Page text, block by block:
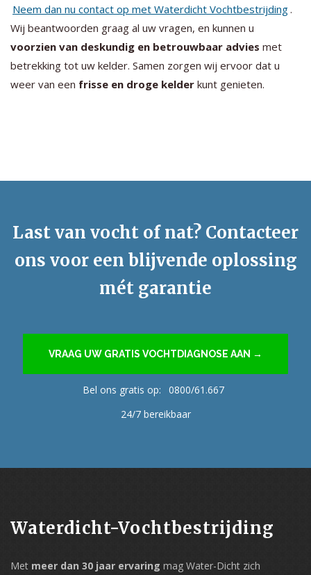
Neem dan nu contact op met Waterdicht Vochtbestrijding .
Wij beantwoorden graag al uw vragen, en kunnen u
voorzien van deskundig en betrouwbaar advies met
betrekking tot uw kelder. Samen zorgen wij ervoor dat u
weer van een frisse en droge kelder kunt genieten.
Last van vocht of nat? Contacteer
ons voor een blijvende oplossing
mét garantie
VRAAG UW GRATIS VOCHTDIAGNOSE AAN →
Bel ons gratis op:
0800/61.667
24/7 bereikbaar
Waterdicht-Vochtbestrijding
Met meer dan 30 jaar ervaring mag Water-Dicht zich